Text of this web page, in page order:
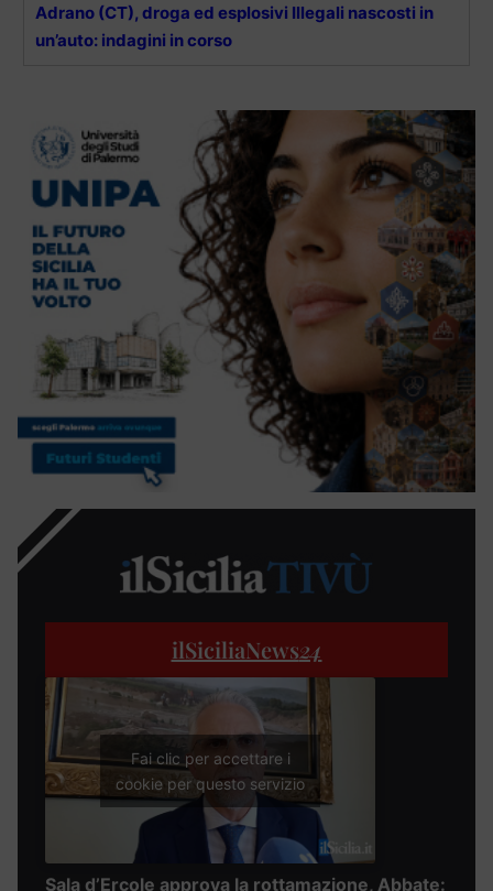
Adrano (CT), droga ed esplosivi Illegali nascosti in
un’auto: indagini in corso
ilSiciliaNews24
Fai clic per accettare i
cookie per questo servizio
Sala d’Ercole approva la rottamazione, Abbate: